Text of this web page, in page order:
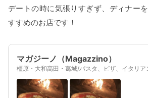
デートの時に気張りすぎず、ディナー
すすめのお店です！
マガジーノ（Magazzino）
橿原・大和高田・葛城/パスタ、ピザ、イタリア